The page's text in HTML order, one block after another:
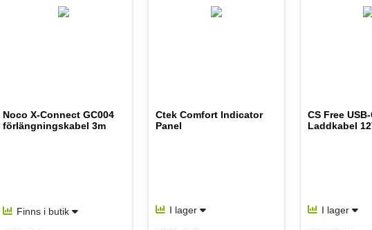
Noco X-Connect GC004
förlängningskabel 3m
Finns i butik
Ctek Comfort Indicator
Panel
I lager
CS Free
Laddkabel
I lager